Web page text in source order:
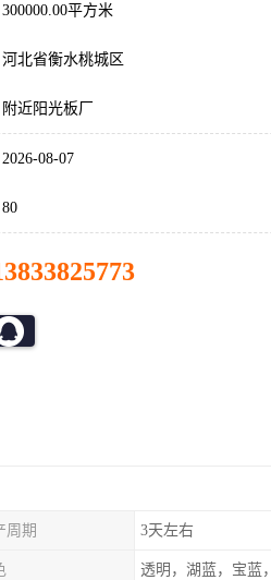
300000.00平方米
河北省衡水桃城区
附近阳光板厂
2026-08-07
80
周期 3天左右
透明，湖蓝，宝蓝